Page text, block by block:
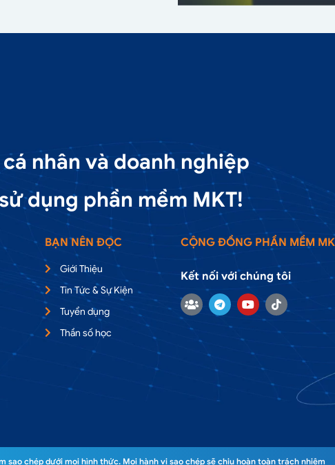
nhân và doanh nghiệp
dụng phần mềm MKT!
BẠN NÊN ĐỌC
Giới Thiệu
Tin Tức & Sự Kiện
Tuyển dụng
Thần số học
CỘNG ĐỒNG PHẦN MỀM
Kết nối với chúng tôi
chép dưới mọi hình thức. Mọi hành vi sao chép sẽ chịu hoàn toàn trách nhiệm